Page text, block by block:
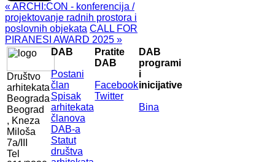
« ARCHI:CON - konferencija /
projektovanje radnih prostora i
poslovnih objekata CALL FOR
PIRANESI AWARD 2025 »
Društvo
arhitekata
Beograda
Beograd
, Kneza
Miloša
7a/III
Tel
DAB
Postani
član
Spisak
arhitekata
članova
DAB-a
Statut
društva
Pratite
DAB
Facebook
Twitter
DAB
programi
i
inicijative
Bina